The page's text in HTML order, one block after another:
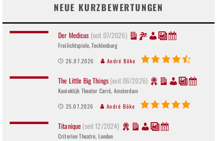
NEUE KURZBEWERTUNGEN
Der Medicus (seit 07/2026)
Freilichtspiele, Tecklenburg
26.07.2026 André Böke
The Little Big Things(seit 06/2026)
Koninklijk Theater Carré, Amsterdam
25.07.2026 André Böke
Titanique(seit 12/2024)
Criterion Theatre, London